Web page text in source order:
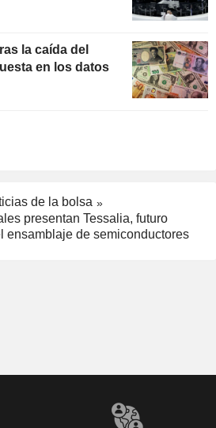
la caída del
en los datos
de la bolsa
presentan Tessalia, futuro
ensamblaje de semiconductores